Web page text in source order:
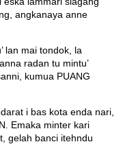
angkanaya anne
lan mai tondok, la
radan tu mintu’
kumua PUANG
i bas kota enda nari,
Emaka minter kari
gelah banci itehndu